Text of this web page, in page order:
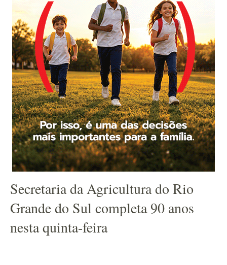
Secretaria da Agricultura do Rio
Grande do Sul completa 90 anos
nesta quinta-feira